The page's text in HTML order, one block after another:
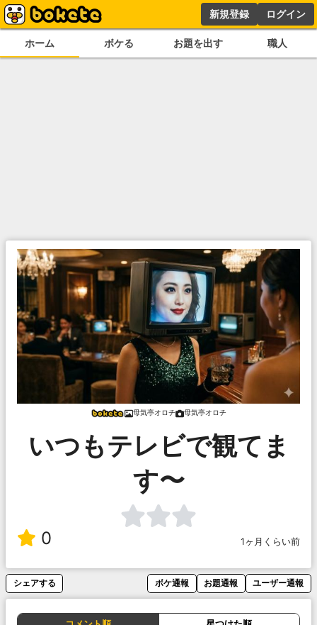
新規登録 ログイン
ホーム ボケる お題を出す 職人
母気亭オロチ 母気亭オロチ
いつもテレビで観てま
す〜
0 1ヶ月くらい前
シェアする ボケ通報 お題通報 ユーザー通報